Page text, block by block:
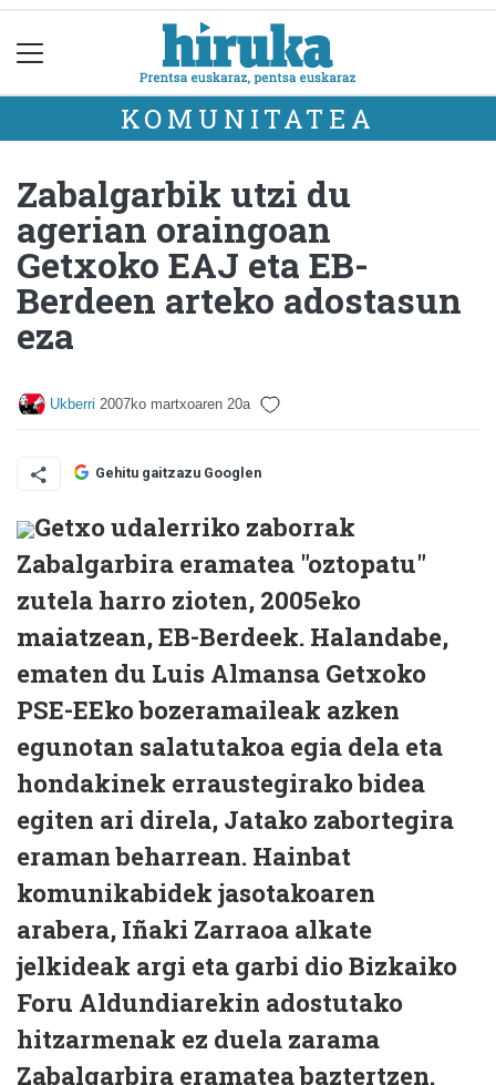
KOMUNITATEA
Zabalgarbik utzi du
agerian oraingoan
Getxoko EAJ eta EB-
Berdeen arteko adostasun
eza
Ukberri 2007ko martxoaren 20a
Gehitu gaitzazu Googlen
Getxo udalerriko zaborrak
Zabalgarbira eramatea "oztopatu"
zutela harro zioten, 2005eko
maiatzean, EB-Berdeek. Halandabe,
ematen du Luis Almansa Getxoko
PSE-EEko bozeramaileak azken
egunotan salatutakoa egia dela eta
hondakinek erraustegirako bidea
egiten ari direla, Jatako zabortegira
eraman beharrean. Hainbat
komunikabidek jasotakoaren
arabera, Iñaki Zarraoa alkate
jelkideak argi eta garbi dio Bizkaiko
Foru Aldundiarekin adostutako
hitzarmenak ez duela zarama
Zabalgarbira eramatea baztertzen.